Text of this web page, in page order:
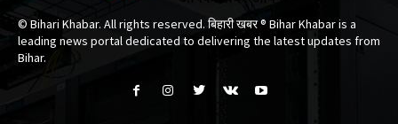
© Bihari Khabar. All rights reserved. बिहारी खबर ®​ Bihar Khabar is a
leading news portal dedicated to delivering the latest updates from
Bihar.